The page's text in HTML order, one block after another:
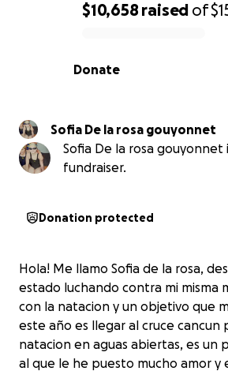
0% complete
$10,658 raised of
Donate
Sofia De la rosa gouyonnet
Sofia De la rosa gouyonnet
fundraiser.
Donation protected
Hola! Me llamo Sofia de la rosa,
estado luchando contra mi misma
con la natacion y un objetivo que
este año es llegar al cruce cancun
natacion en aguas abiertas, es un
al que le he puesto mucho amor y